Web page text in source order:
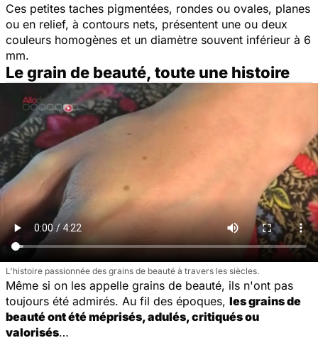
Ces petites taches pigmentées, rondes ou ovales, planes
ou en relief, à contours nets, présentent une ou deux
couleurs homogènes et un diamètre souvent inférieur à 6
mm.
Le grain de beauté, toute une histoire
L'histoire passionnée des grains de beauté à travers les siècles.
Même si on les appelle grains de beauté, ils n'ont pas
toujours été admirés. Au fil des époques, les grains de
beauté ont été méprisés, adulés, critiqués ou
valorisés…